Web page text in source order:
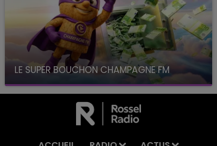
LE SUPER BOUCHON CHAMPAGNE FM
avec La Famille Champagne FM, à 8H10